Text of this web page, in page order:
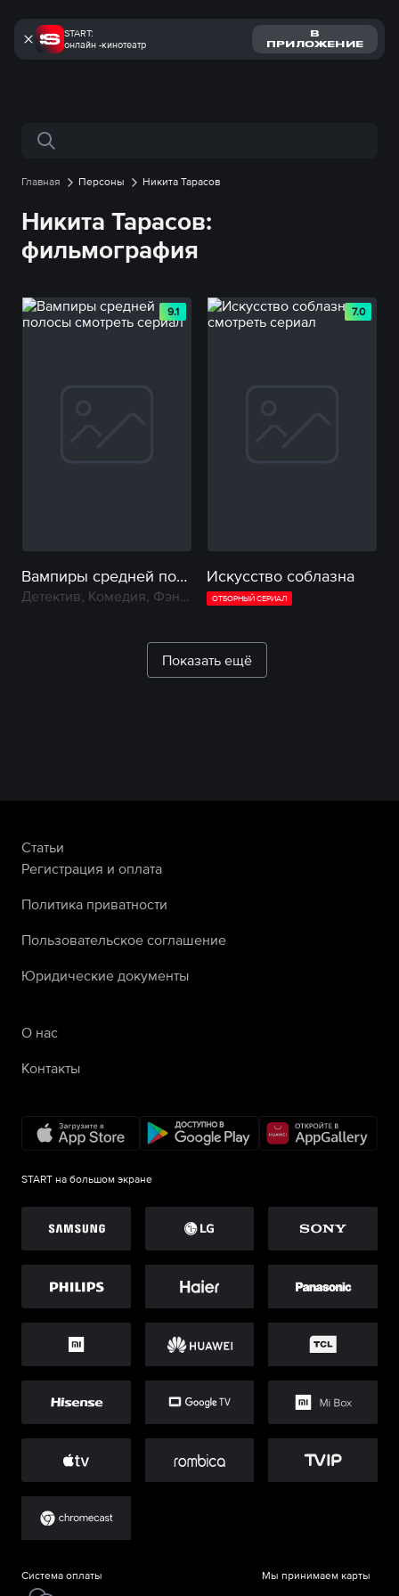
START:
онлайн -кинотеатр
В
ПРИЛОЖЕНИЕ
Поиск по сайту
Главная Персоны Никита Тарасов
Никита Тарасов:
фильмография
9.1
Вампиры средней полосы
Детектив, Комедия, Фэнтези
7.0
Искусство соблазна
ОТБОРНЫЙ СЕРИАЛ
Показать ещё
Статьи
Регистрация и оплата
Политика приватности
Пользовательское соглашение
Юридические документы
О нас
Контакты
START на большом экране
Система оплаты Мы принимаем карты